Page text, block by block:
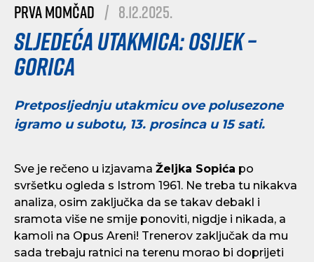
Prva momčad | 8.12.2025.
Sljedeća utakmica: Osijek –
Gorica
Pretposljednju utakmicu ove polusezone
igramo u subotu, 13. prosinca u 15 sati.
Sve je rečeno u izjavama Željka Sopića po
svršetku ogleda s Istrom 1961. Ne treba tu nikakva
analiza, osim zaključka da se takav debakl i
sramota više ne smije ponoviti, nigdje i nikada, a
kamoli na Opus Areni! Trenerov zaključak da mu
sada trebaju ratnici na terenu morao bi doprijeti